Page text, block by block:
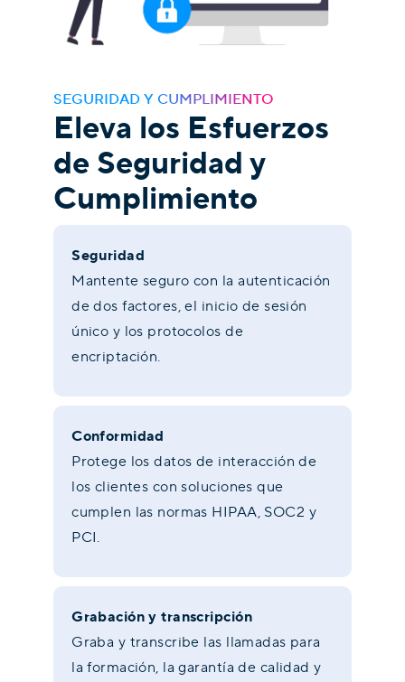
SEGURIDAD Y CUMPLIMIENTO
Eleva los Esfuerzos
de Seguridad y
Cumplimiento
Seguridad
Mantente seguro con la autenticación
de dos factores, el inicio de sesión
único y los protocolos de
encriptación.
Conformidad
Protege los datos de interacción de
los clientes con soluciones que
cumplen las normas HIPAA, SOC2 y
PCI.
Grabación y transcripción
Graba y transcribe las llamadas para
la formación, la garantía de calidad y